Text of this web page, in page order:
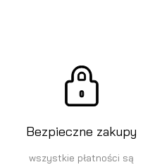
Bezpieczne zakupy
wszystkie płatności są